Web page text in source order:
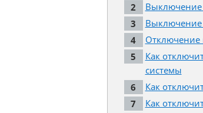
Выключение
Выключение
Отключение
Как
системы
Как
Как